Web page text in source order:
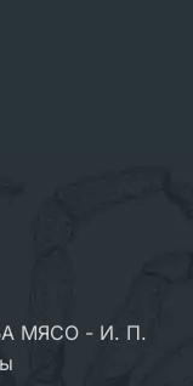
МЯСО - И. П.